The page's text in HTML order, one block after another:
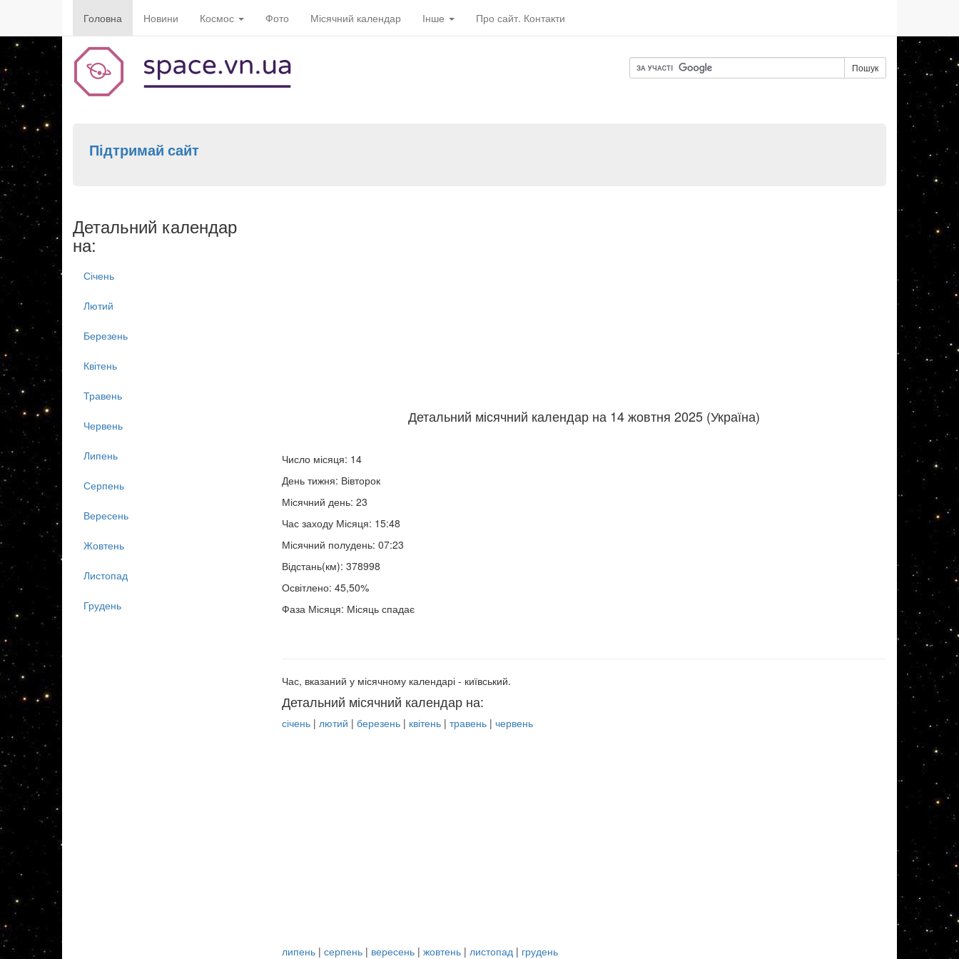
Головна Новини Космос Фото Місячний календар Інше Про сайт. Контакти
Пошук
Підтримай сайт
Детальний місячний календар на 14 жовтня 2025 (Україна)
Число місяця: 14
День тижня: Вівторок
Місячний день: 23
Час заходу Місяця: 15:48
Місячний полудень: 07:23
Відстань(км): 378998
Освітлено: 45,50%
Фаза Місяця: Місяць спадає
Час, вказаний у місячному календарі - київський.
Детальний місячний календар на:
січень| лютий | березень| квітень| травень| червень
липень| серпень| вересень| жовтень| листопад| грудень
Детальний календар
на:
Січень
Лютий
Березень
Квітень
Травень
Червень
Липень
Серпень
Вересень
Жовтень
Листопад
Грудень